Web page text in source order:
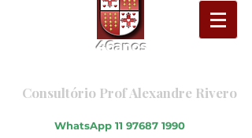
Consultório Prof Alexandre Rivero
WhatsApp 11 97687 1990
46anos